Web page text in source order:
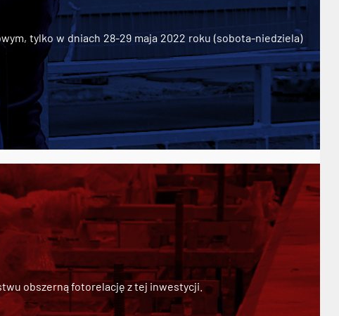
tylko w dniach 28-29 maja 2022 roku (sobota-niedziela)
obszerną fotorelację z tej inwestycji.